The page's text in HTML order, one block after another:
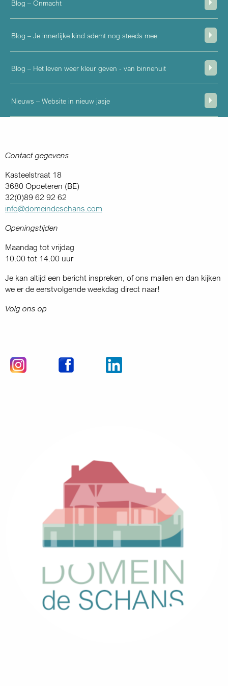
Blog – Onmacht
Blog – Je innerlijke kind ademt nog steeds mee
Blog – Het leven weer kleur geven - van binnenuit
Nieuws – Website in nieuw jasje
Contact gegevens
Kasteelstraat 18
3680 Opoeteren (BE)
32(0)89 62 92 62
info@domeindeschans.com
Openingstijden
Maandag tot vrijdag
10.00 tot 14.00 uur
Je kan altijd een bericht inspreken, of ons mailen en dan kijken
we er de eerstvolgende weekdag direct naar!
Volg ons op